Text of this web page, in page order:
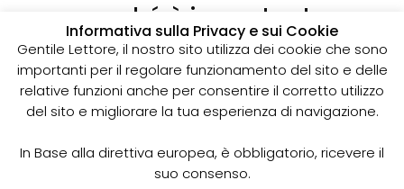
perché è importante
I pozzi neri sono delle strutture sotterranee utilizzate
per la raccolta delle acque reflue domestiche,
soprattutto in zone dove non è disponibile un
sistema di smaltimento delle acque fognarie. Lo
spurgo dei pozzi neri è un’operazione essenziale
e prevenire il rischio di allagamenti, cattivi odori e
infezioni.
Informativa sulla Privacy e sui Cookie
Gentile Lettore, il nostro sito utilizza dei cookie che sono
importanti per il regolare funzionamento del sito e delle
relative funzioni anche per consentire il corretto utilizzo
del sito e migliorare la tua esperienza di navigazione.
In Base alla direttiva europea, è obbligatorio, ricevere il
suo consenso.